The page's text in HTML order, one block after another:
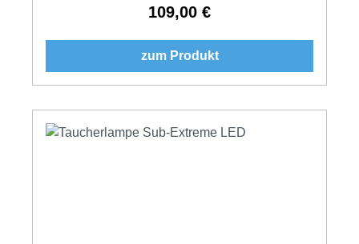
Regulärer Preis:
109,00 €
zum Produkt